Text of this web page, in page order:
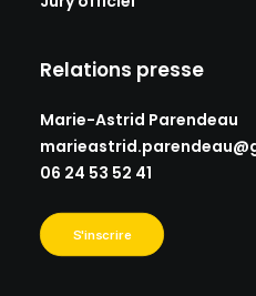
Relations presse
Marie-Astrid Parendeau
06 24 53 52 41
S'inscrire